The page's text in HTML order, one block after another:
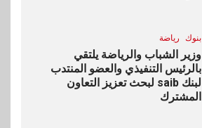
بنوك رياضة
وزير الشباب والرياضة يلتقي
بالرئيس التنفيذي والعضو المنتدب
لبنك saib لبحث تعزيز التعاون
المشترك